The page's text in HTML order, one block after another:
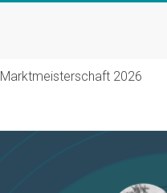
Marktmeisterschaft 2026